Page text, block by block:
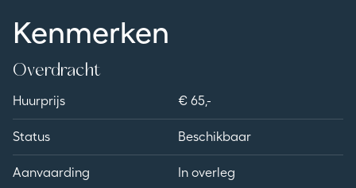
Kenmerken
Overdracht
huurprijs € 65,-
Status Beschikbaar
Aanvaarding In overleg